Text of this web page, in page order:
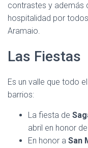
contrastes y además
hospitalidad por
Aramaio.
Las Fiestas
Es un valle que todo
barrios:
La fiesta de
abril en honor
En honor a San